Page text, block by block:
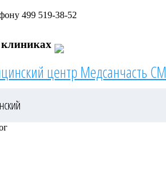
499 519-38-52
центр Медсанчасть СМ